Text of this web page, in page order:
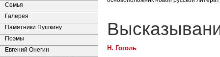
Семья
Галерея
Памятники Пушкину
Поэмы
Евгений Онегин
Н. Гоголь